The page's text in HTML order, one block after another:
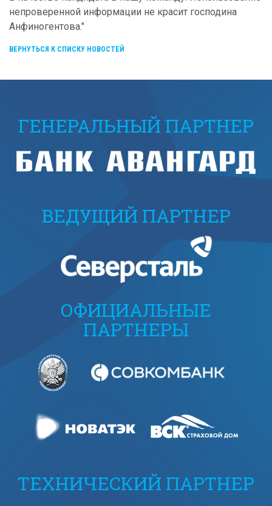
непроверенной информации не красит господина
Анфиногентова."
ВЕРНУТЬСЯ К СПИСКУ НОВОСТЕЙ
ГЕНЕРАЛЬНЫЙ ПАРТНЕР
ВЕДУЩИЙ ПАРТНЕР
ОФИЦИАЛЬНЫЕ
ПАРТНЕРЫ
ТЕХНИЧЕСКИЙ ПАРТНЕР